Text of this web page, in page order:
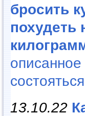
бросить
похудеть
13.10.22